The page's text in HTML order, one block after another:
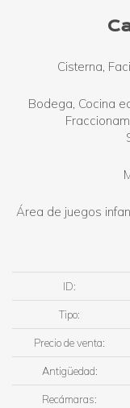
Cisterna
Bodega Cocina
Área de juegos
ID:
Tipo:
Precio de venta:
Antigüedad:
Recámaras: